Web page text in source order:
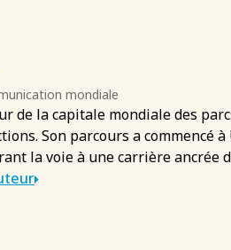
mondiale
de la capitale mondiale des
Son parcours a commencé
la voie à une carrière ancrée